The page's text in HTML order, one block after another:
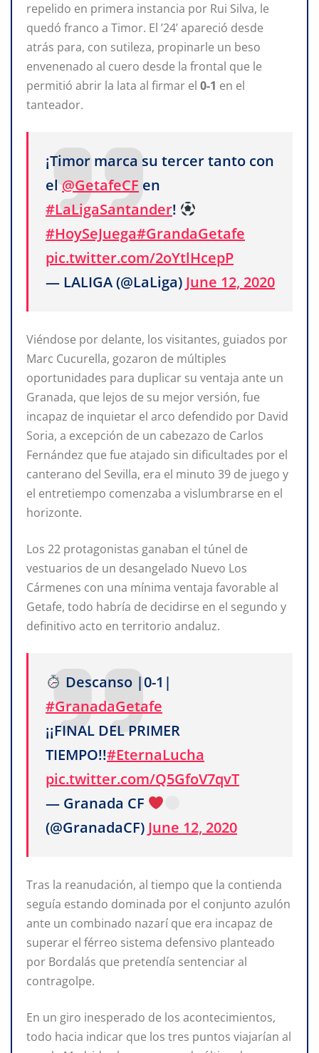
repelido en primera instancia por Rui Silva, le
quedó franco a Timor. El ’24’ apareció desde
atrás para, con sutileza, propinarle un beso
envenenado al cuero desde la frontal que le
permitió abrir la lata al firmar el 0-1 en el
tanteador.
¡Timor marca su tercer tanto con
el @GetafeCF en
#LaLigaSantander!
#HoySeJuega#GrandaGetafe
pic.twitter.com/2oYtlHcepP
— LALIGA (@LaLiga) June 12, 2020
Viéndose por delante, los visitantes, guiados por
Marc Cucurella, gozaron de múltiples
oportunidades para duplicar su ventaja ante un
Granada, que lejos de su mejor versión, fue
incapaz de inquietar el arco defendido por David
Soria, a excepción de un cabezazo de Carlos
Fernández que fue atajado sin dificultades por el
canterano del Sevilla, era el minuto 39 de juego y
el entretiempo comenzaba a vislumbrarse en el
horizonte.
Los 22 protagonistas ganaban el túnel de
vestuarios de un desangelado Nuevo Los
Cármenes con una mínima ventaja favorable al
Getafe, todo habría de decidirse en el segundo y
definitivo acto en territorio andaluz.
Descanso |0-1|
#GranadaGetafe
¡¡FINAL DEL PRIMER
TIEMPO!!#EternaLucha
pic.twitter.com/Q5GfoV7qvT
— Granada CF
(@GranadaCF) June 12, 2020
Tras la reanudación, al tiempo que la contienda
seguía estando dominada por el conjunto azulón
ante un combinado nazarí que era incapaz de
superar el férreo sistema defensivo planteado
por Bordalás que pretendía sentenciar al
contragolpe.
En un giro inesperado de los acontecimientos,
todo hacia indicar que los tres puntos viajarían al